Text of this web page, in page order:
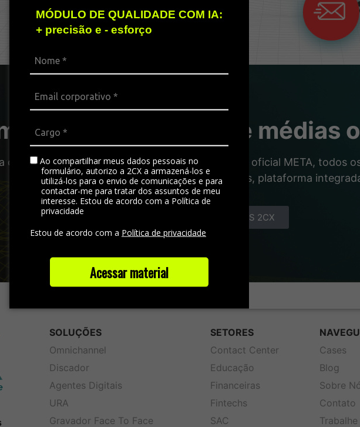
MÓDULO DE QUALIDADE COM IA:
+ precisão e - esforço
Ao compartilhar meus dados pessoais no
formulário, autorizo a 2CX a armazená-los e
utilizá-los para o envio de comunicações e para
contactar-me para tratar dos assuntos de meu
interesse. Estou de acordo com a Política de
privacidade
Estou de acordo com a Política de privacidade
Acessar material
para pequenas e médias
operação com a qualidade das grandes. Número oficial META, todos
visão abrangente das interações com clientes, plataforma
CONHEÇA OS COMBOS 2CX
SOLUÇÕES
Omnichannel
Discador
Agentes Digitais
URA
Gravador Face To Face
SETORES
Contact Center
Educação
Financeiras
Fintechs
SAC
Cases
Blog
Sobre
Contato